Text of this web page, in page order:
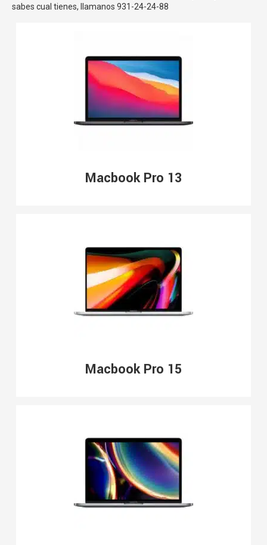
sabes cual tienes, llamanos 931-24-24-88
Macbook Pro 13
Macbook Pro 15